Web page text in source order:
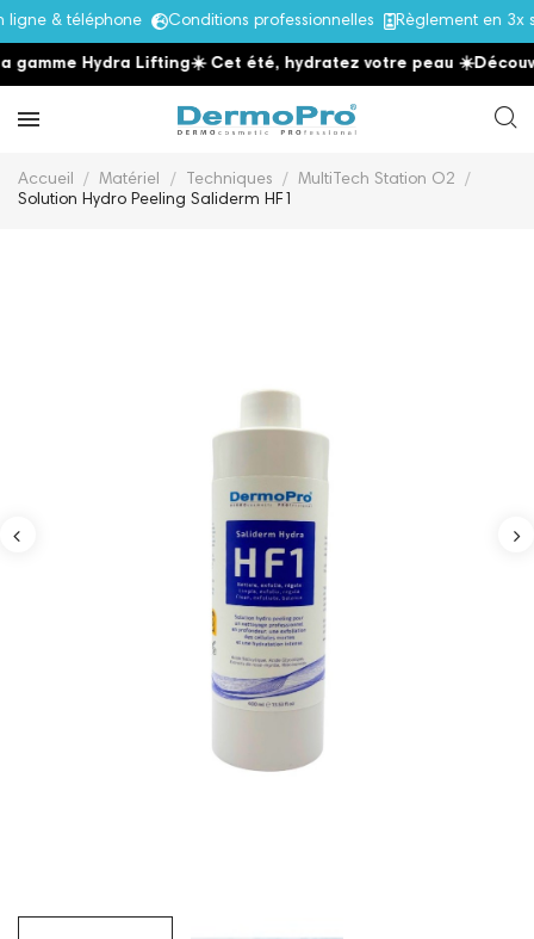
& téléphone Conditions professionnelles Règlement en 3x
Hydra Lifting☀️ Cet été, hydratez votre peau ☀️
Accueil Matériel Techniques
MultiTech Station O2
Solution Hydro Peeling Saliderm HF1